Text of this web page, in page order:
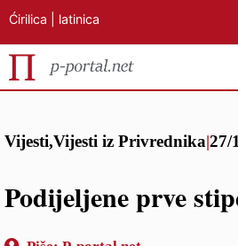
sadržaj
Ćirilica latinica
Vijesti,Vijesti iz Privrednika|27/
Podijeljene prve